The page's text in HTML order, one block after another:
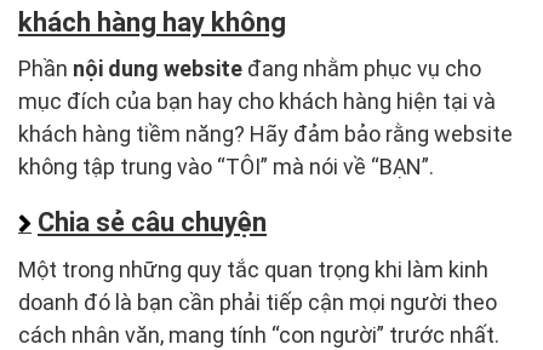
khách hàng hay không
Phần nội dung website đang nhằm phục vụ cho
mục đích của bạn hay cho khách hàng hiện tại và
khách hàng tiềm năng? Hãy đảm bảo rằng website
không tập trung vào “TÔI” mà nói về “BẠN”.
Chia sẻ câu chuyện
Một trong những quy tắc quan trọng khi làm kinh
doanh đó là bạn cần phải tiếp cận mọi người theo
cách nhân văn, mang tính “con người” trước nhất.